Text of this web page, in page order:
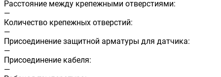
Расстояние между крепежными отверстиями:
—
Количество крепежных отверстий:
—
Присоединение защитной арматуры для датчика:
—
Присоединение кабеля:
—